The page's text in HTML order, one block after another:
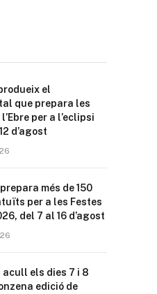
el
que prepara les
per a l’eclipsi
d’agost
més de 150
per a les Festes
del 7 al 16 d’agost
acull els dies 7 i 8
edició de